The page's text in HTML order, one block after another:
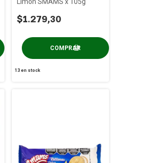
Limón SMAMS x 105g
$1.279,30
13 en stock